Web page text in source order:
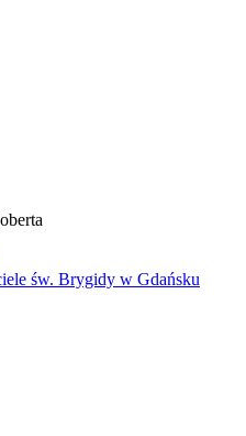
św. Brygidy w Gdańsku